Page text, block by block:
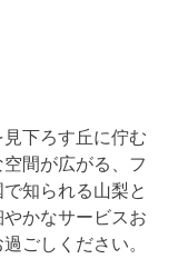
下ろす丘に佇む
間が広がる、フ
知られる山梨と
かなサービスお
ごしください。